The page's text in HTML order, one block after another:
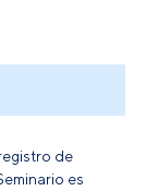
de
es